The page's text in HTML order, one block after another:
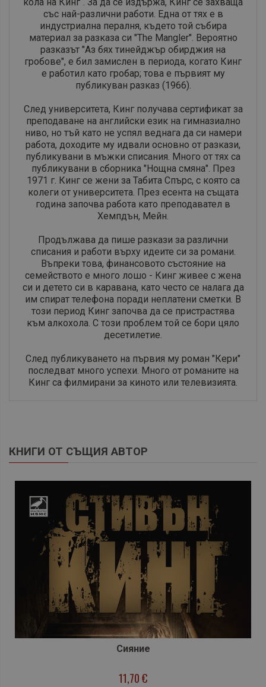
със най-различни работи. Една от тях е в
индустриална пералня, където той събира
материал за разказа си "The Mangler". Вероятно
разказът "Аз бях тинейджър обирджия на
гробове", е бил замислен в периода, когато Кинг
е работил като гробар; това е първият му
публикуван разказ (1966).
След университета, Кинг получава сертификат за
преподаване на английски език на гимназиално
ниво, но тъй като не успял веднага да си намери
работа, доходите му идвали основно от разкази,
публикувани в мъжки списания. Много от тях са
публикувани в сборника "Нощна смяна". През
1971 г. Кинг се жени за Табита Спърс, с която са
колеги от университета. През есента на същата
година започва работа като преподавател в
Хемпдън, Мейн.
Продължава да пише разкази за различни
списания и работи върху идеите си за романи.
Въпреки това, финансовото състояние на
семейството е много лошо - Кинг живее с жена
си и детето си в каравана, като често се налага да
им спират телефона поради неплатени сметки. В
този период Кинг започва да се пристрастява
към алкохола. С този проблем той се бори цяло
десетилетие.
След публикуването на първия му роман "Кери"
последват много успехи. Много от романите на
Кинг са филмирани за киното или телевизията.
КНИГИ ОТ СЪЩИЯ АВТОР
Сияние
11,70 €